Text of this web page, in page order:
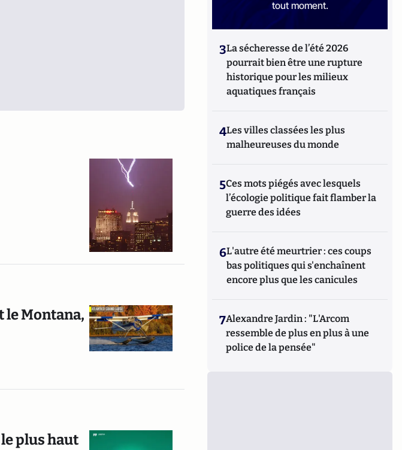
le Montana,
plus haut
tout moment.
3La sécheresse de l’été 2026
pourrait bien être une rupture
historique pour les milieux
aquatiques français
4Les villes classées les plus
malheureuses du monde
5Ces mots piégés avec lesquels
l’écologie politique fait flamber la
guerre des idées
6L'autre été meurtrier : ces coups
bas politiques qui s'enchaînent
encore plus que les canicules
7Alexandre Jardin : "L'Arcom
ressemble de plus en plus à une
police de la pensée"